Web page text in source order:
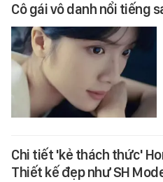
Cô gái vô danh nổi tiếng
Chi tiết 'kẻ thách thức'
Thiết kế đẹp như SH